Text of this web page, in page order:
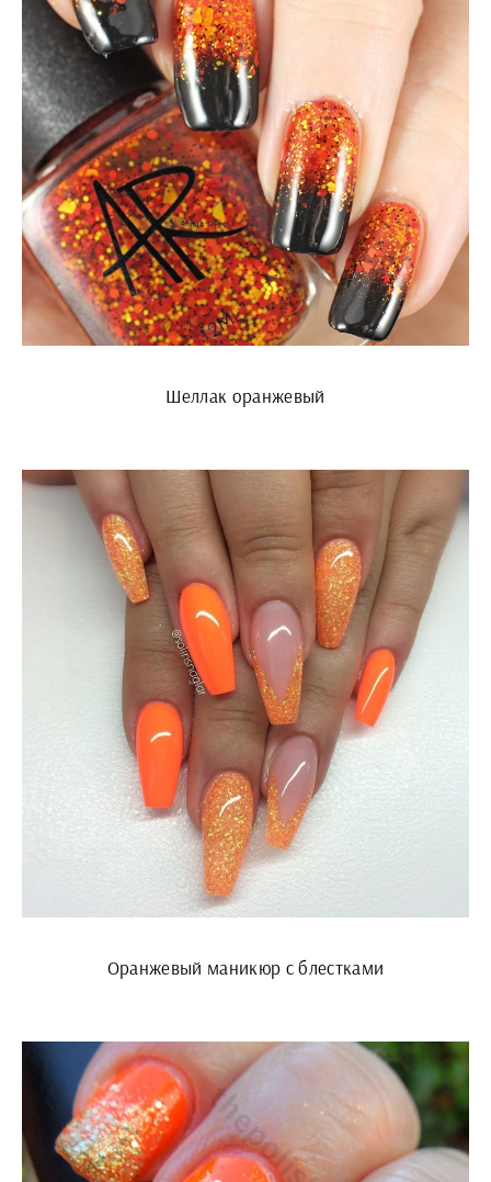
Шеллак оранжевый
Оранжевый маникюр с блестками